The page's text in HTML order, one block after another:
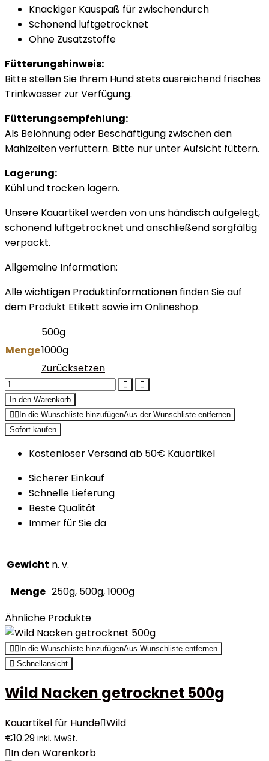
Knackiger Kauspaß für zwischendurch
Schonend luftgetrocknet
Ohne Zusatzstoffe
Fütterungshinweis:
Bitte stellen Sie Ihrem Hund stets ausreichend frisches
Trinkwasser zur Verfügung.
Fütterungsempfehlung:
Als Belohnung oder Beschäftigung zwischen den
Mahlzeiten verfüttern. Bitte nur unter Aufsicht füttern.
Lagerung:
Kühl und trocken lagern.
Unsere Kauartikel werden von uns händisch aufgelegt,
schonend luftgetrocknet und anschließend sorgfältig
verpackt.
Allgemeine Information:
Alle wichtigen Produktinformationen finden Sie auf
dem Produkt Etikett sowie im Onlineshop.
Menge
500g
1000g
Zurücksetzen
In den Warenkorb
In die Wunschliste hinzufügenAus der Wunschliste entfernen
Sofort kaufen
Kostenloser Versand ab 50€ Kauartikel
Sicherer Einkauf
Schnelle Lieferung
Beste Qualität
Immer für Sie da
Gewicht n. v.
Menge 250g, 500g, 1000g
Ähnliche Produkte
In die Wunschliste hinzufügenAus Wunschliste entfernen
Schnellansicht
Wild Nacken getrocknet 500g
Kauartikel für Hunde Wild
€10.29 inkl. MwSt.
In den Warenkorb